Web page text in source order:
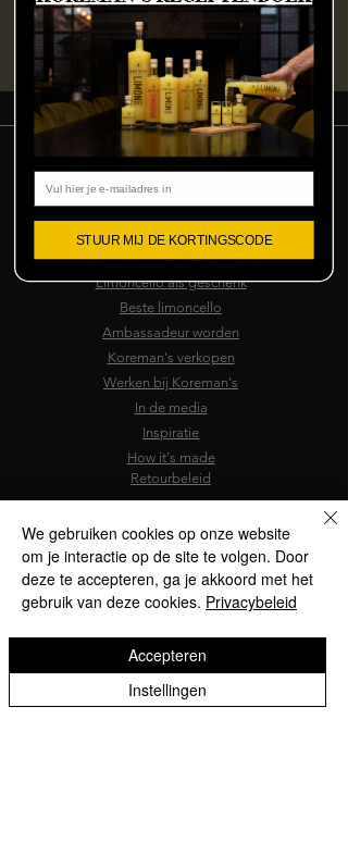
vr 14 aug, 15:00
Bekijk alle 128 datums
Algemene voorwaarden
Veelgestelde vragen
Limoncello als geschenk
Beste limoncello
Ambassadeur worden
Koreman's verkopen
Werken bij Koreman's
In de media
Inspiratie
How it's made
Retourbeleid
We gebruiken cookies op onze website
om je interactie op de site te volgen. Door
deze te accepteren, ga je akkoord met het
gebruik van deze cookies. Privacybeleid
Instellingen
Accepteren
STUUR MIJ DE KORTINGSCODE